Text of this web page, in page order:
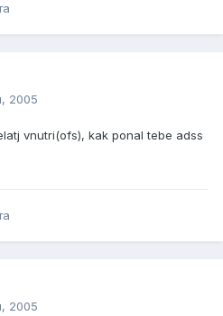
2005
vnutri(ofs), kak ponal tebe adss
2005